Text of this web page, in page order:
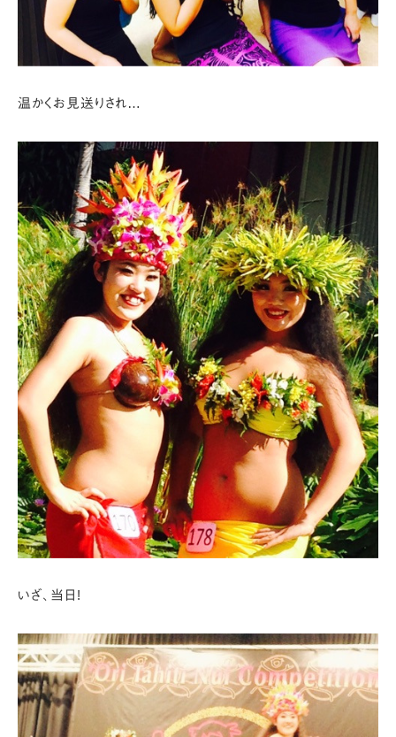
温かくお見送りされ…
いざ、当日!